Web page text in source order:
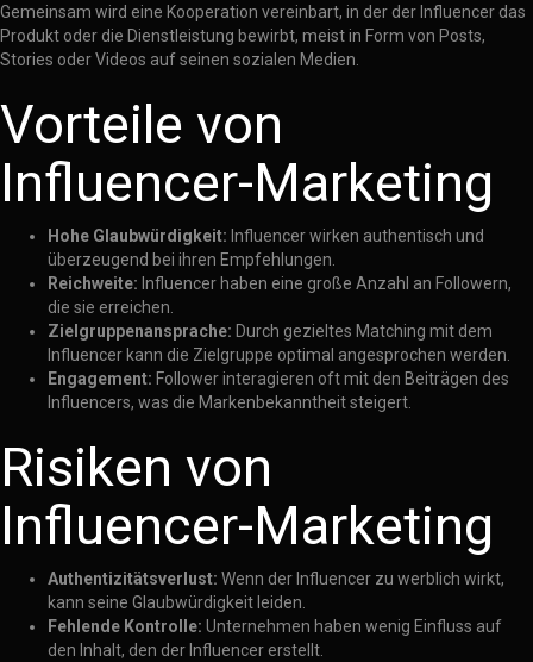
Gemeinsam wird eine Kooperation vereinbart, in der der Influencer das
Produkt oder die Dienstleistung bewirbt, meist in Form von Posts,
Stories oder Videos auf seinen sozialen Medien.
Vorteile von
Influencer-Marketing
Hohe Glaubwürdigkeit: Influencer wirken authentisch und
überzeugend bei ihren Empfehlungen.
Reichweite: Influencer haben eine große Anzahl an Followern,
die sie erreichen.
Zielgruppenansprache: Durch gezieltes Matching mit dem
Influencer kann die Zielgruppe optimal angesprochen werden.
Engagement: Follower interagieren oft mit den Beiträgen des
Influencers, was die Markenbekanntheit steigert.
Risiken von
Influencer-Marketing
Authentizitätsverlust: Wenn der Influencer zu werblich wirkt,
kann seine Glaubwürdigkeit leiden.
Fehlende Kontrolle: Unternehmen haben wenig Einfluss auf
den Inhalt, den der Influencer erstellt.